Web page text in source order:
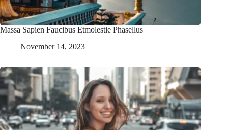
Massa Sapien Faucibus Etmolestie Phasellus
November 14, 2023